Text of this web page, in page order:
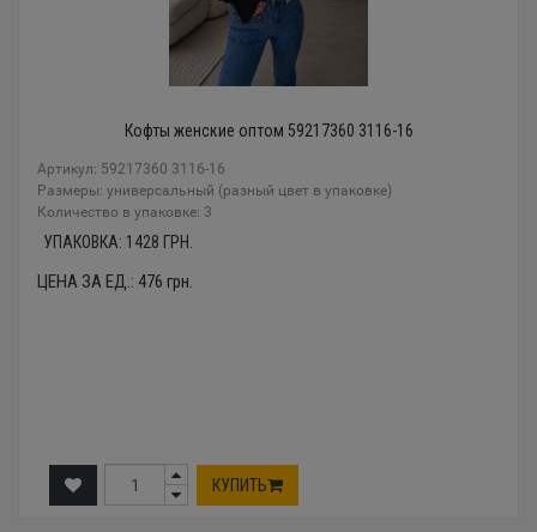
Кофты женские оптом 59217360 3116-16
Артикул: 59217360 3116-16
Размеры: универсальный (разный цвет в упаковке)
Количество в упаковке: 3
УПАКОВКА: 1428 ГРН.
ЦЕНА ЗА ЕД.: 476 грн.
КУПИТЬ